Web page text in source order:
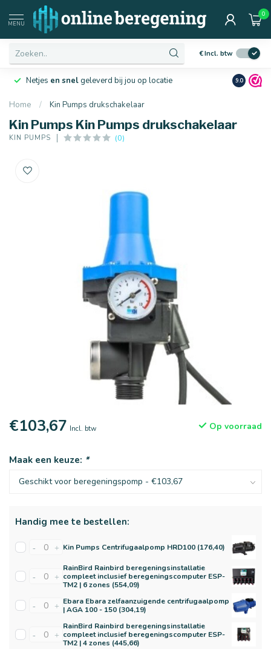
MENU
0
€Incl. btw
Netjes en snelgeleverd bij jou op locatie Ruim10
9.0
Home / Kin Pumps drukschakelaar
Kin Pumps Kin Pumps drukschakelaar
KIN PUMPS (0)
€103,67 Incl. btw Op voorraad
Maak een keuze: *
Handig mee te bestellen:
- + Kin Pumps Centrifugaalpomp HRD100 (176,40)
- +
RainBird Rainbird beregeningsinstallatie
compleet inclusief beregeningscomputer ESP-
TM2 | 6 zones (554,09)
- + Ebara Ebara zelfaanzuigende centrifugaalpomp
| AGA 100 - 150 (304,19)
- +
RainBird Rainbird beregeningsinstallatie
compleet inclusief beregeningscomputer ESP-
TM2 | 4 zones (445,66)